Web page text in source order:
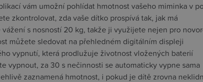
vám umožní pohlídat hmotnost vašeho miminka v
zkontrolovat, zda vaše dítko prospívá tak, jak má
s nosností 20 kg, takže ji využijete nejen pro
můžete sledovat na přehledném digitálním displeji
vypnutí, která prodlužuje životnost vložených baterií
vypnout, za 30 s nečinnosti se automaticky vypne sama
zaznamená hmotnost, i pokud je dítě zrovna